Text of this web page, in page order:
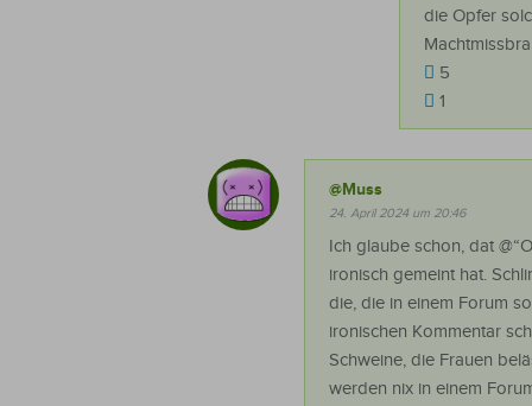
die Opfer
5
1
@Muss
24. April 2024 um 20:46
Ich glaube schon, dat
ironisch gemeint hat.
die, die in einem Forum
ironischen Kommentar
Schweine, die Frauen
werden nix in einem